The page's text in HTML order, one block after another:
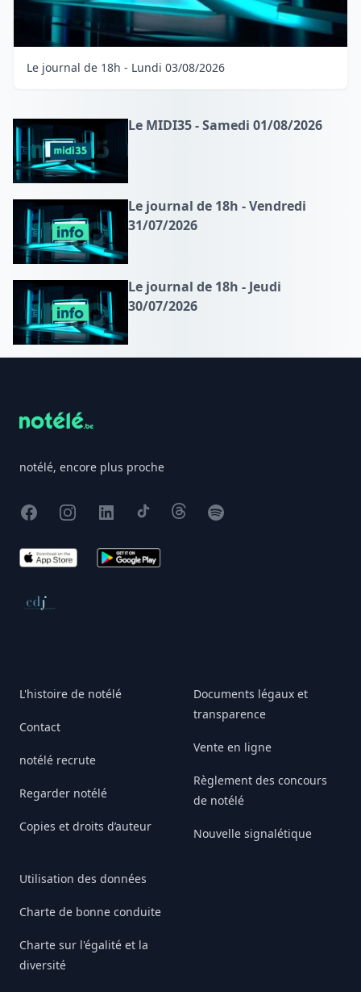
Le journal de 18h - Lundi 03/08/2026
Le MIDI35 - Samedi 01/08/2026
Le journal de 18h - Vendredi
31/07/2026
Le journal de 18h - Jeudi
30/07/2026
notélé, encore plus proche
FacebookInstagram
X TikTokThreadsSpotify
App Store Google Play
Conseil de déontologie journalistique
L'histoire de notélé
Contact
notélé recrute
Regarder notélé
Copies et droits d’auteur
Utilisation des données
Charte de bonne conduite
Charte sur l'égalité et la
diversité
Documents légaux et
transparence
Vente en ligne
Règlement des concours
de notélé
Nouvelle signalétique